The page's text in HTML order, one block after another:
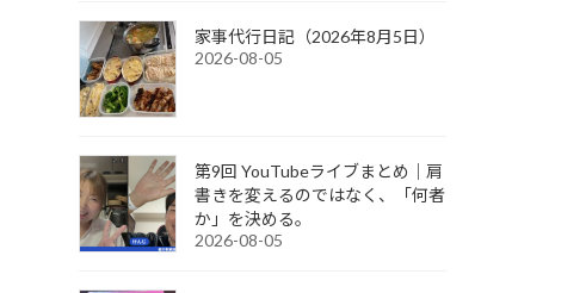
家事代行日記（2026年8月5日）
2026-08-05
第9回 YouTubeライブまとめ｜肩
書きを変えるのではなく、「何者
か」を決める。
2026-08-05